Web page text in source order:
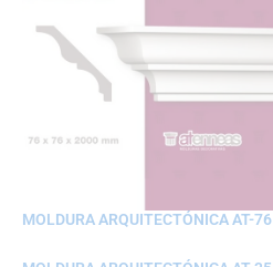
MOLDURA ARQUITECTÓNICA AT-76